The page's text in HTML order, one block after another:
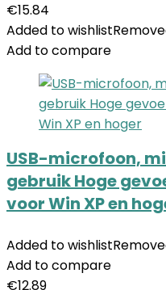
€15.84
Added to wishlist
Add to compare
USB-microfoon,
gebruik Hoge
voor Win XP en
Added to wishlist
Add to compare
€12.89